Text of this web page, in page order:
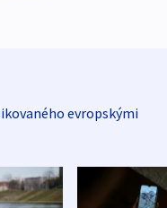
evropskými